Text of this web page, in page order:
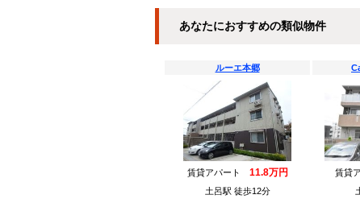
あなたにおすすめの類似物件
ルーエ本郷
賃貸アパート 11.8万円
土呂駅 徒歩12分
賃貸